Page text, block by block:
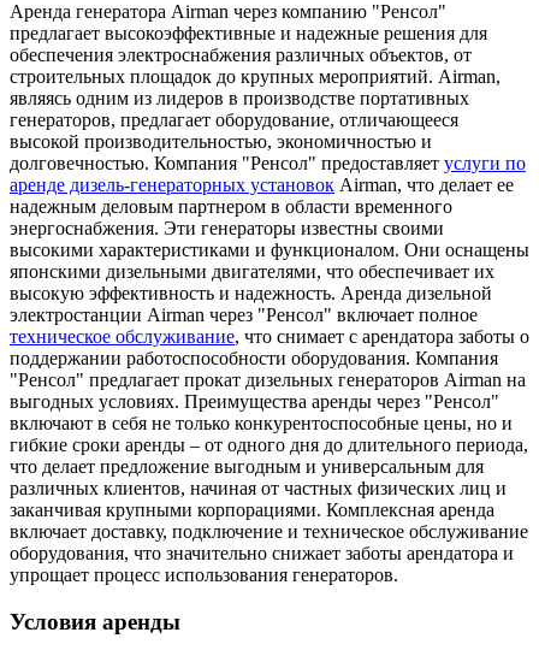
Аренда генератора Airman через компанию "Ренсол"
предлагает высокоэффективные и надежные решения для
обеспечения электроснабжения различных объектов, от
строительных площадок до крупных мероприятий. Airman,
являясь одним из лидеров в производстве портативных
генераторов, предлагает оборудование, отличающееся
высокой производительностью, экономичностью и
долговечностью. Компания "Ренсол" предоставляет услуги по
аренде дизель-генераторных установок Airman, что делает ее
надежным деловым партнером в области временного
энергоснабжения. Эти генераторы известны своими
высокими характеристиками и функционалом. Они оснащены
японскими дизельными двигателями, что обеспечивает их
высокую эффективность и надежность. Аренда дизельной
электростанции Airman через "Ренсол" включает полное
техническое обслуживание, что снимает с арендатора заботы о
поддержании работоспособности оборудования. Компания
"Ренсол" предлагает прокат дизельных генераторов Airman на
выгодных условиях. Преимущества аренды через "Ренсол"
включают в себя не только конкурентоспособные цены, но и
гибкие сроки аренды – от одного дня до длительного периода,
что делает предложение выгодным и универсальным для
различных клиентов, начиная от частных физических лиц и
заканчивая крупными корпорациями. Комплексная аренда
включает доставку, подключение и техническое обслуживание
оборудования, что значительно снижает заботы арендатора и
упрощает процесс использования генераторов.
Условия аренды